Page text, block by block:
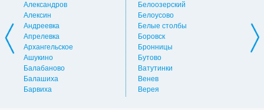
Александров
Алексин
Андреевка
Апрелевка
Архангельское
Ашукино
Балабаново
Балашиха
Барвиха
Белоозерский
Белоусово
Белые столбы
Боровск
Бронницы
Бутово
Ватутинки
Венев
Верея